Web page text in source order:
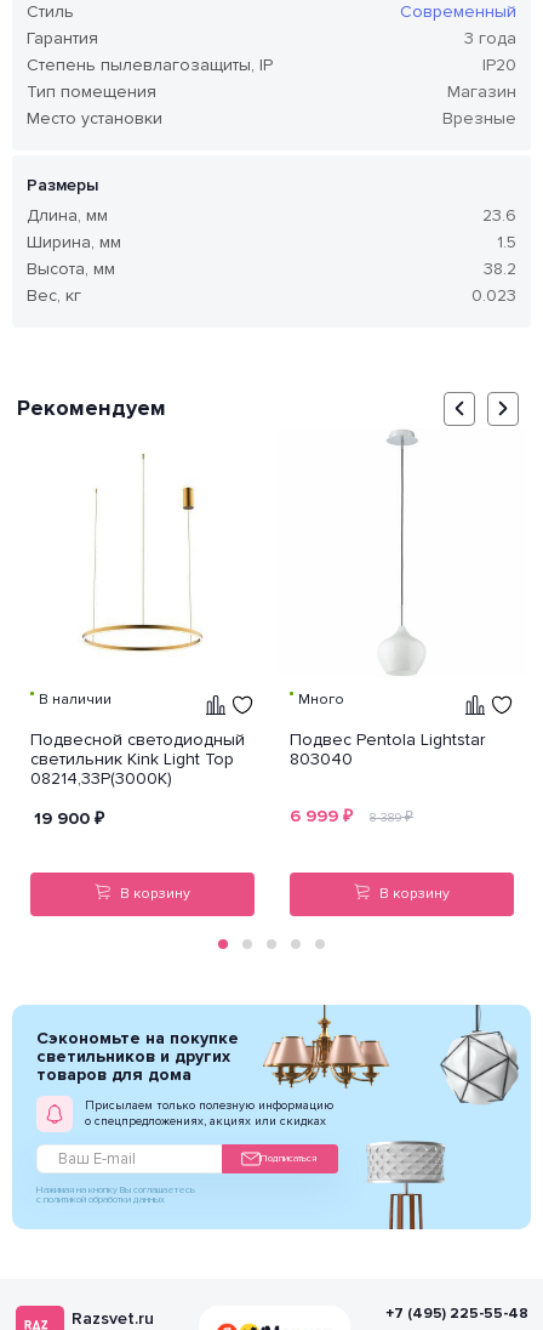
Стиль
Современный
Гарантия
3 года
Степень пылевлагозащиты, IP
IP20
Тип помещения
Магазин
Место установки
Врезные
Размеры
Длина, мм
23.6
Ширина, мм
1.5
Высота, мм
38.2
Вес, кг
0.023
Рекомендуем
В наличии
Подвесной светодиодный
светильник Kink Light Тор
08214,33P(3000K)
19 900 ₽
В корзину
Много
Подвес Pentola Lightstar
803040
6 999 ₽ 8 389₽
В корзину
Сэкономьте на покупке
светильников и других
товаров для дома
Присылаем только полезную информацию
о спецпредложениях, акциях или скидках
Подписаться
Нажимая на кнопку Вы соглашаетесь
с политикой обработки данных
Razsvet.ru
+7 (495) 225-55-48